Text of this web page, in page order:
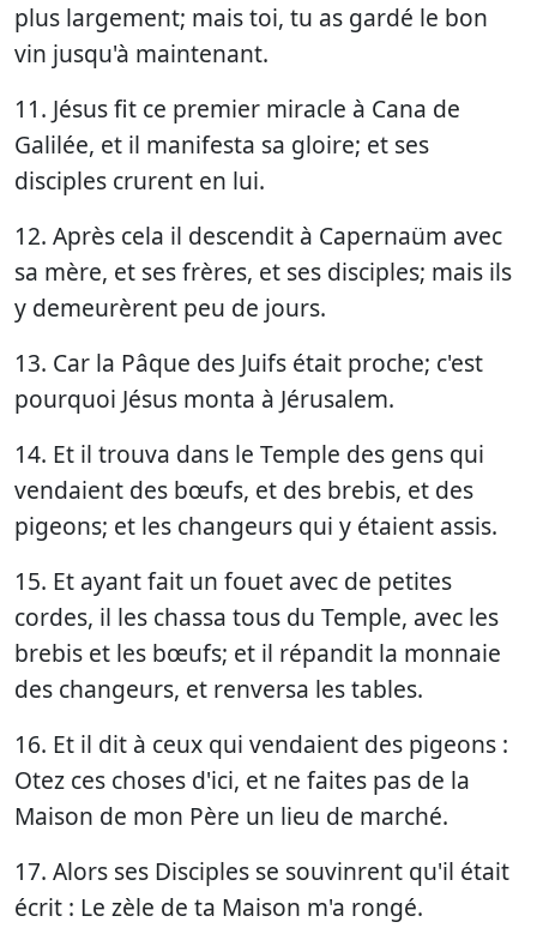
plus largement; mais toi, tu as gardé le bon
vin jusqu'à maintenant.
11. Jésus fit ce premier miracle à Cana de
Galilée, et il manifesta sa gloire; et ses
disciples crurent en lui.
12. Après cela il descendit à Capernaüm avec
sa mère, et ses frères, et ses disciples; mais ils
y demeurèrent peu de jours.
13. Car la Pâque des Juifs était proche; c'est
pourquoi Jésus monta à Jérusalem.
14. Et il trouva dans le Temple des gens qui
vendaient des bœufs, et des brebis, et des
pigeons; et les changeurs qui y étaient assis.
15. Et ayant fait un fouet avec de petites
cordes, il les chassa tous du Temple, avec les
brebis et les bœufs; et il répandit la monnaie
des changeurs, et renversa les tables.
16. Et il dit à ceux qui vendaient des pigeons :
Otez ces choses d'ici, et ne faites pas de la
Maison de mon Père un lieu de marché.
17. Alors ses Disciples se souvinrent qu'il était
écrit : Le zèle de ta Maison m'a rongé.